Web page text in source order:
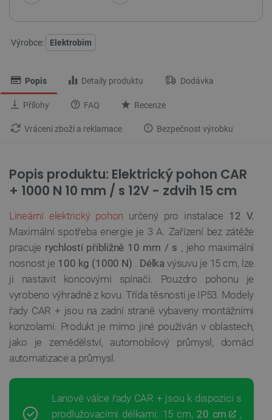
Výrobce: Elektrobim
Popis Detaily produktu Dodávka
Přílohy FAQ Recenze
Vrácení zboží a reklamace Bezpečnost výrobku
Popis produktu: Elektrický pohon CAR
+ 1000 N 10 mm / s 12V - zdvih 15 cm
Lineární elektrický pohon určený pro instalace 12 V.
Maximální spotřeba energie je 3 A. Zařízení bez zátěže
pracuje rychlostí přibližně 10 mm / s , jeho maximální
nosnost je 100 kg (1000 N) Délka výsuvu je 15 cm, lze
ji nastavit koncovými spínači. Pouzdro pohonu je
vyrobeno výhradně z kovu. Třída těsnosti je IP53. Modely
řady CAR + jsou na zadní straně vybaveny montážními
konzolami. Produkt je mimo jiné používán v oblastech,
jako je zemědělství, automobilový průmysl, domácí
automatizace a průmysl.
Lanové válce řady CAR + jsou k dispozici s
prodlužovacími délkami: 15 cm, 20 cm ,